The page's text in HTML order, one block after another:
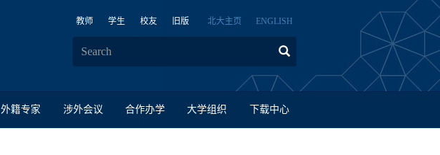
教师 学生 校友 旧版 北大主页 ENGLISH
外籍专家 涉外会议 合作办学 大学组织 下载中心